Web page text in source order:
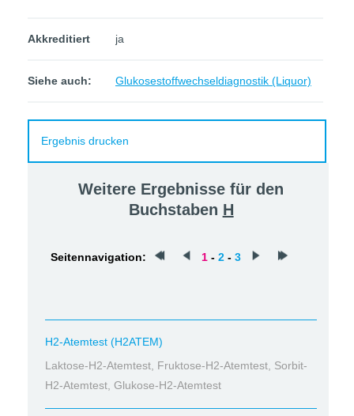
Akkreditiert ja
Siehe auch: Glukosestoffwechseldiagnostik (Liquor)
Ergebnis drucken
Weitere Ergebnisse für den
Buchstaben H
Seitennavigation: 1 - 2 - 3
H2-Atemtest (H2ATEM)
Laktose-H2-Atemtest, Fruktose-H2-Atemtest, Sorbit-
H2-Atemtest, Glukose-H2-Atemtest